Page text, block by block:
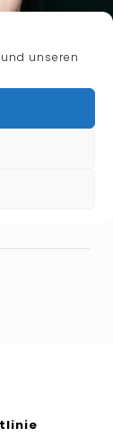
unseren